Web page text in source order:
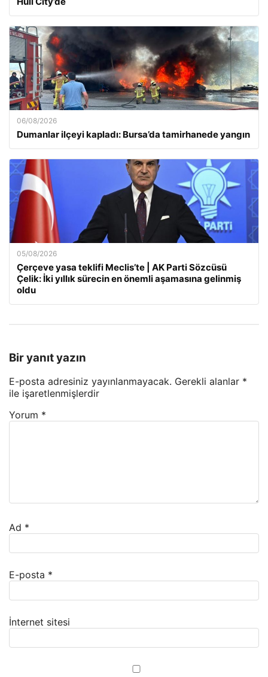
06/08/2026
Dumanlar ilçeyi kapladı: Bursa’da tamirhanede yangın
05/08/2026
Çerçeve yasa teklifi Meclis’te | AK Parti Sözcüsü
Çelik: İki yıllık sürecin en önemli aşamasına gelinmiş
oldu
Bir yanıt yazın
E-posta adresiniz yayınlanmayacak. Gerekli alanlar *
ile işaretlenmişlerdir
Yorum *
Ad *
E-posta *
İnternet sitesi